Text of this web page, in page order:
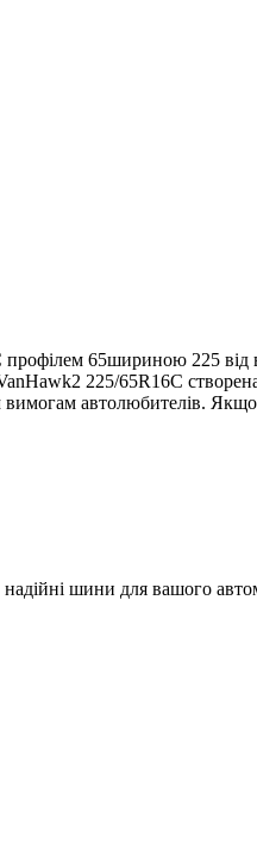
65шириною 225 від
225/65R16C
автолюбителів.
шини для вашого